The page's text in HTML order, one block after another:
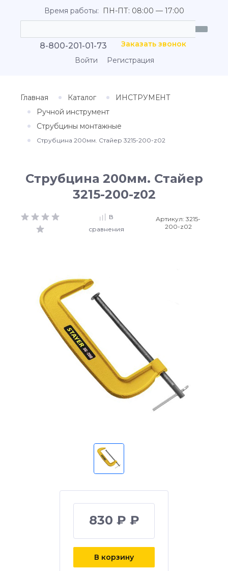
Время работы: ПН-ПТ: 08:00 — 17:00
8-800-201-01-73
Заказать звонок
Войти
Регистрация
Главная Каталог
ИНСТРУМЕНТ
Ручной инструмент
Струбцины монтажные
Струбцина 200мм. Стайер 3215-200-z02
Струбцина 200мм. Стайер
3215-200-z02
В
сравнения
Артикул:3215-
200-z02
830 ₽ ₽
В корзину